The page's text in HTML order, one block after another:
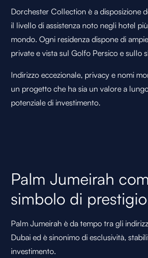
Dorchester Collection è a disposizione
il livello di assistenza noto negli hotel
mondo. Ogni residenza dispone di
private e vista sul Golfo Persico e sullo
Indirizzo eccezionale, privacy e nomi
un progetto che ha sia un valore a
potenziale di investimento.
Palm Jumeirah
simbolo di prestigio
Palm Jumeirah è da tempo tra gli
Dubai ed è sinonimo di esclusività,
investimento.